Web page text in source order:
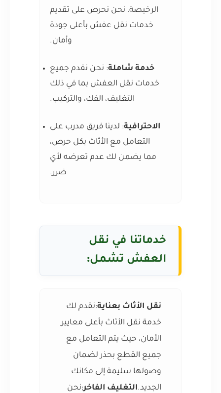
الرخيصة، نحن نحرص على تقديم
خدمات نقل عفش بأعلى جودة
وأمان.
خدمة شاملة: نحن نقدم جميع
خدمات نقل العفش بما في ذلك
التغليف، الفك، والتركيب.
الاحترافية: لدينا فريق مدرب على
التعامل مع الأثاث بكل حرص،
مما يضمن لك عدم تعرضه لأي
ضرر.
خدماتنا في نقل
العفش تشمل:
نقل الأثاث بعناية:نقدم لك
خدمة نقل الأثاث بأعلى معايير
الأمان، حيث يتم التعامل مع
جميع القطع بحذر لضمان
وصولها سليمة إلى مكانك
الجديد.التغليف الفاخر:نحن